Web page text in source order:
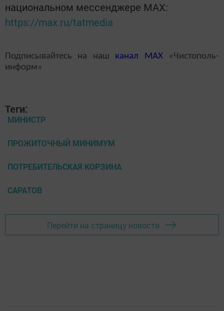
национальном мессенджере MАХ:
https://max.ru/tatmedia
Подписывайтесь на наш канал MAX«Чистополь-
информ»
Теги:
МИНИСТР
ПРОЖИТОЧНЫЙ МИНИМУМ
ПОТРЕБИТЕЛЬСКАЯ КОРЗИНА
САРАТОВ
Перейти на страницу новости